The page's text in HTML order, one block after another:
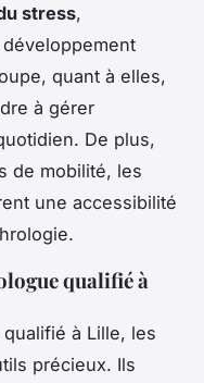
stress,
quant à elles,
à gérer
De plus,
de mobilité, les
une accessibilité
qualifié à
à Lille, les
précieux. Ils